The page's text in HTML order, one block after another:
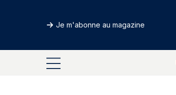
Je m'abonne au magazine